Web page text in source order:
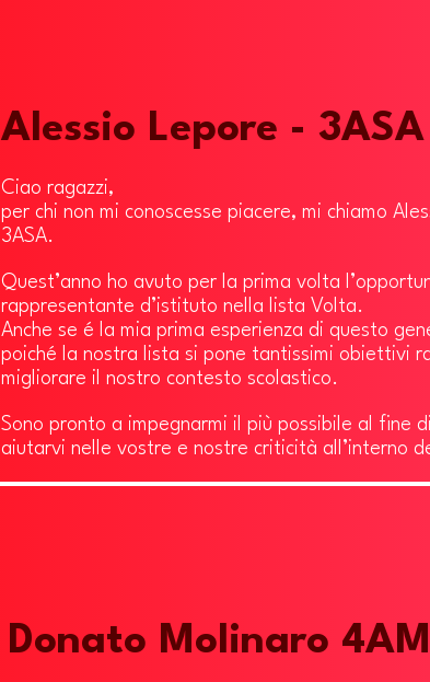
Alessio Lepore - 3ASA
Ciao ragazzi,
per chi non mi conoscesse piacere, mi chiamo
3ASA.
Quest’anno ho avuto per la prima volta
rappresentante d’istituto nella lista Volta.
Anche se é la mia prima esperienza di questo
poiché la nostra
lista si pone tantissimi obiettivi
migliorare il nostro contesto scolastico.
Sono pronto a impegnarmi il più possibile al fine
aiutarvi nelle vostre e nostre criticità all’interno
Donato Molinaro 4AM